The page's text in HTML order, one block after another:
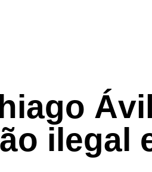
ilegal